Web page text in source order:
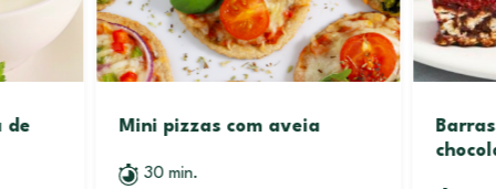
de Mini pizzas com aveia
30 min.